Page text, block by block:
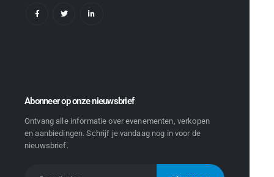
Abonneer op onze nieuwsbrief
Ontvang alle informatie over evenementen, verkopen
en aanbiedingen. Schrijf je vandaag nog in voor de
nieuwsbrief.